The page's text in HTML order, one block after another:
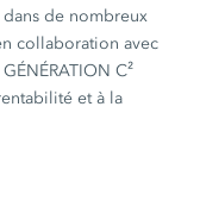
de nombreux
collaboration avec
GÉNÉRATION C²
et à la